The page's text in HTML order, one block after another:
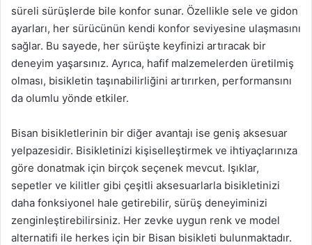
süreli sürüşlerde bile konfor sunar. Özellikle sele ve gidon
ayarları, her sürücünün kendi konfor seviyesine ulaşmasını
sağlar. Bu sayede, her sürüşte keyfinizi artıracak bir
deneyim yaşarsınız. Ayrıca, hafif malzemelerden üretilmiş
olması, bisikletin taşınabilirliğini artırırken, performansını
da olumlu yönde etkiler.
Bisan bisikletlerinin bir diğer avantajı ise geniş aksesuar
yelpazesidir. Bisikletinizi kişiselleştirmek ve ihtiyaçlarınıza
göre donatmak için birçok seçenek mevcut. Işıklar,
sepetler ve kilitler gibi çeşitli aksesuarlarla bisikletinizi
daha fonksiyonel hale getirebilir, sürüş deneyiminizi
zenginleştirebilirsiniz. Her zevke uygun renk ve model
alternatifi ile herkes için bir Bisan bisikleti bulunmaktadır.